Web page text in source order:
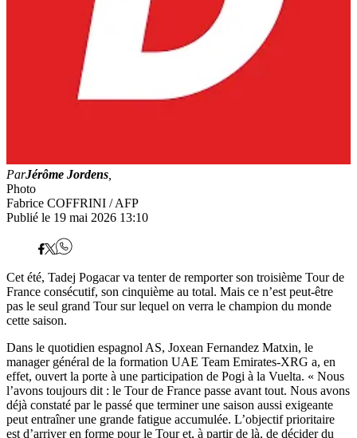
ParJérôme Jordens
Photo
Fabrice COFFRINI / AFP
Publié le 19 mai 2026 13:10
Cet été, Tadej Pogacar va tenter de remporter son troisième Tour de
France consécutif, son cinquième au total. Mais ce n’est peut-être
pas le seul grand Tour sur lequel on verra le champion du monde
cette saison.
Dans le quotidien espagnol AS, Joxean Fernandez Matxin, le
manager général de la formation UAE Team Emirates-XRG a, en
effet, ouvert la porte à une participation de Pogi à la Vuelta. « Nous
l’avons toujours dit : le Tour de France passe avant tout. Nous avons
déjà constaté par le passé que terminer une saison aussi exigeante
peut entraîner une grande fatigue accumulée. L’objectif prioritaire
est d’arriver en forme pour le Tour et, à partir de là, de décider du